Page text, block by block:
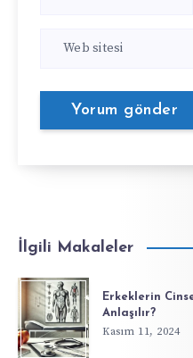
İlgili Makaleler
Erkeklerin
Anlaşılır?
Kasım 11, 2024